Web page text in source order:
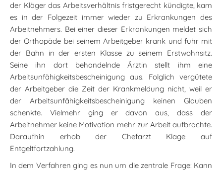
der Kläger das Arbeitsverhältnis fristgerecht kündigte, kam
es in der Folgezeit immer wieder zu Erkrankungen des
Arbeitnehmers. Bei einer dieser Erkrankungen meldet sich
der Orthopäde bei seinem Arbeitgeber krank und fuhr mit
der Bahn in der ersten Klasse zu seinem Erstwohnsitz.
Seine ihn dort behandelnde Ärztin stellt ihm eine
Arbeitsunfähigkeitsbescheinigung aus. Folglich vergütete
der Arbeitgeber die Zeit der Krankmeldung nicht, weil er
der Arbeitsunfähigkeitsbescheinigung keinen Glauben
schenkte. Vielmehr ging er davon aus, dass der
Arbeitnehmer keine Motivation mehr zur Arbeit aufbrachte.
Daraufhin erhob der Chefarzt Klage auf
Entgeltfortzahlung.
In dem Verfahren ging es nun um die zentrale Frage: Kann